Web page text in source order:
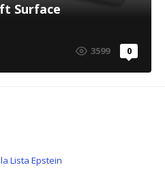
Surface
3599 0
Lista Epstein